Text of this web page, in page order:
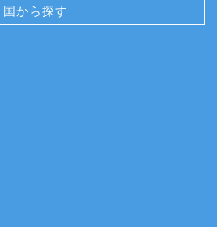
国から探す